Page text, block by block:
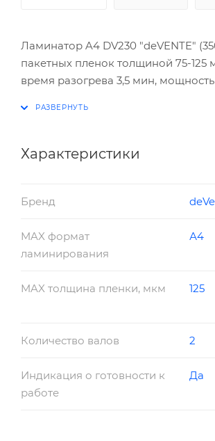
Ламинатор A4 DV230 "deVENTE"
пакетных пленок толщиной 75-
время разогрева 3,5 мин,
Характеристики
Бренд
MAX формат
ламинирования
А4
MAX толщина пленки, мкм 125
Количество валов 2
Индикация о готовности к
работе
Да